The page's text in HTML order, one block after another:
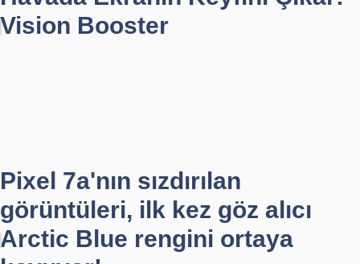
Vision Booster
Pixel 7a'nın sızdırılan
görüntüleri, ilk kez göz alıcı
Arctic Blue rengini ortaya